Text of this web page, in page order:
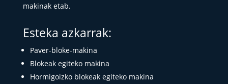
makinak etab.
Esteka azkarrak:
Paver-bloke-makina
Blokeak egiteko makina
Hormigoizko blokeak egiteko makina